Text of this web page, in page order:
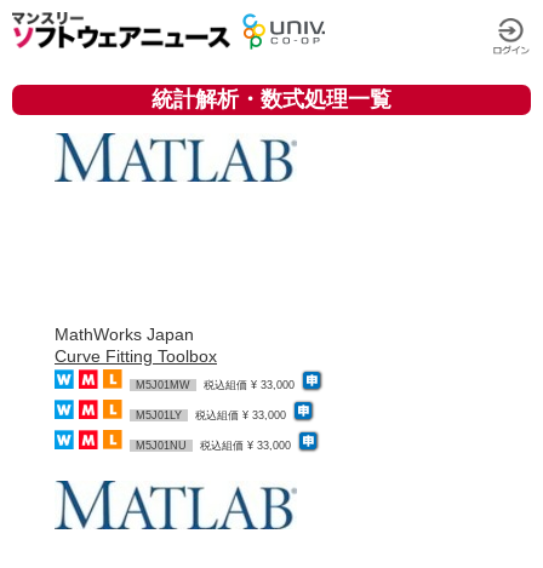
統計解析・数式処理一覧
MathWorks Japan
Curve Fitting Toolbox
M5J01MW 税込組価 ¥ 33,000
M5J01LY 税込組価 ¥ 33,000
M5J01NU 税込組価 ¥ 33,000